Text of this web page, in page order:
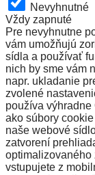
Nevyhnutné
Vždy zapnuté
Pre nevyhnutne
vám umožňujú
sídla a používať
nich by sme vám
napr. ukladanie
zvolené
používa výhradne
ako súbory
naše webové
zatvorení
optimalizovaného
vstupujete z